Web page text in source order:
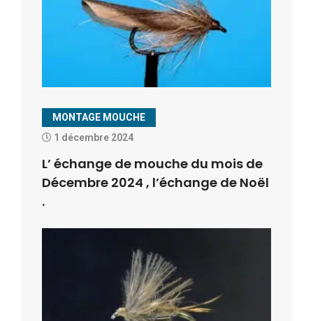
MONTAGE MOUCHE
1 décembre 2024
L’ échange de mouche du mois de
Décembre 2024 , l’échange de Noël
.